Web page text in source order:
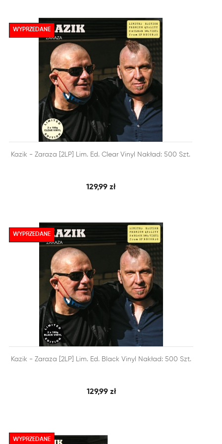
 DODAJ DO KOSZYKA  SZYBKI PODGLĄD
Kazik - Zaraza [2LP] Lim. Ed. Clear Vinyl Nakład: 500 Szt.
129,99 zł
WYPRZEDANE
 DODAJ DO KOSZYKA  SZYBKI PODGLĄD
Kazik - Zaraza [2LP] Lim. Ed. Black Vinyl Nakład: 500 Szt.
129,99 zł
WYPRZEDANE
WYPRZEDANE